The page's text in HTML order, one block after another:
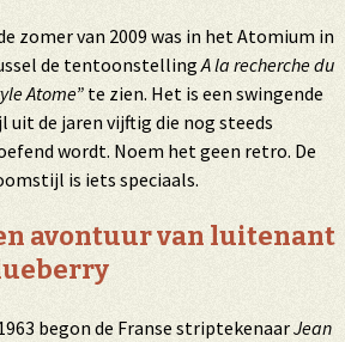
zomer van 2009 was in het Atomium in
de tentoonstellingA la recherche du
Atome” te zien. Het is een swingende
uit de jaren vijftig die nog steeds
wordt. Noem het geen retro. De
is iets speciaals.
avontuur van luitenant
begon de Franse striptekenaarJean